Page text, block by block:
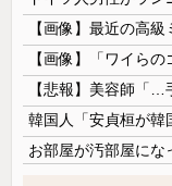
【画像】最近の高
【画像】「ワイらの
【悲報】美容師「
お部屋が汚部屋にな